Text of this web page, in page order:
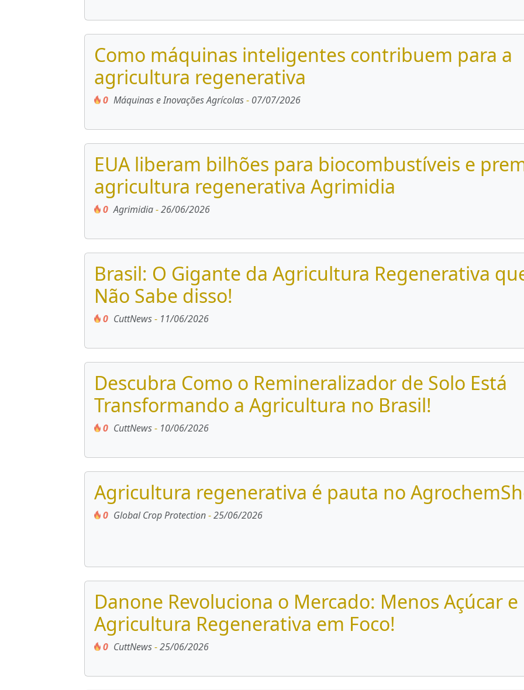
Como máquinas inteligentes contribuem para a
agricultura regenerativa
0 Máquinas e Inovações Agrícolas- 07/07/2026
EUA liberam bilhões para biocombustíveis e
agricultura regenerativa Agrimidia
0 Agrimidia-26/06/2026
Brasil: O Gigante da Agricultura Regenerativa
Não Sabe disso!
0 CuttNews- 11/06/2026
Descubra Como o Remineralizador de Solo Está
Transformando a Agricultura no Brasil!
0 CuttNews- 10/06/2026
Agricultura regenerativa é pauta no
0 Global Crop Protection-25/06/2026
Danone Revoluciona o Mercado: Menos Açúcar e
Agricultura Regenerativa em Foco!
0 CuttNews-25/06/2026